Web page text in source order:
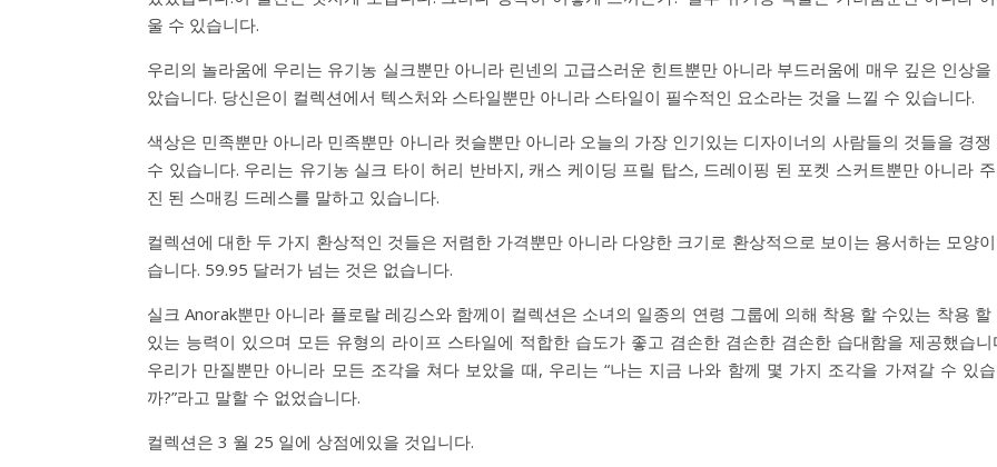
울 수 있습니다.
우리의 놀라움에 우리는 유기농 실크뿐만 아니라 린넨의 고급스러운 힌트뿐만 아니라 부드러움에 매우 깊은 인상을
았습니다. 당신은이 컬렉션에서 텍스처와 스타일뿐만 아니라 스타일이 필수적인 요소라는 것을 느낄 수 있습니다.
색상은 민족뿐만 아니라 민족뿐만 아니라 컷슬뿐만 아니라 오늘의 가장 인기있는 디자이너의 사람들의 것들을 경쟁
수 있습니다. 우리는 유기농 실크 타이 허리 반바지, 캐스 케이딩 프릴 탑스, 드레이핑 된 포켓 스커트뿐만 아니라
진 된 스매킹 드레스를 말하고 있습니다.
컬렉션에 대한 두 가지 환상적인 것들은 저렴한 가격뿐만 아니라 다양한 크기로 환상적으로 보이는 용서하는 모양
습니다. 59.95 달러가 넘는 것은 없습니다.
실크 Anorak뿐만 아니라 플로랄 레깅스와 함께이 컬렉션은 소녀의 일종의 연령 그룹에 의해 착용 할 수있는 착용 할
있는 능력이 있으며 모든 유형의 라이프 스타일에 적합한 습도가 좋고 겸손한 겸손한 겸손한 습대함을 제공했습니
우리가 만질뿐만 ​​아니라 모든 조각을 쳐다 보았을 때, 우리는 “나는 지금 나와 함께 몇 가지 조각을 가져갈 수 있
까?”라고 말할 수 없었습니다.
컬렉션은 3 월 25 일에 상점에있을 것입니다.